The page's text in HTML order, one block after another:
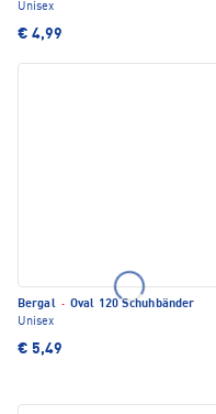
Unisex
€ 4,99
Bergal · Oval 120 Schuhbänder
Unisex
€ 5,49